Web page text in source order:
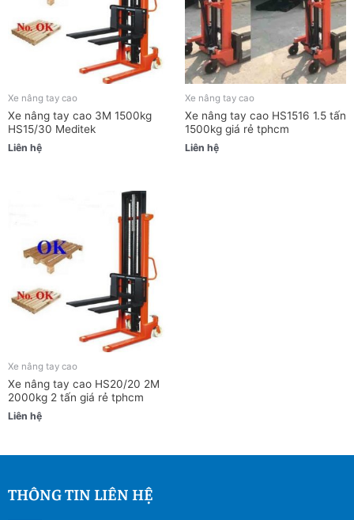
Xe nâng tay cao
Xe nâng tay cao 3M 1500kg
HS15/30 Meditek
Liên hệ
Xe nâng tay cao
Xe nâng tay cao HS1516 1.5 tấn
1500kg giá rẻ tphcm
Liên hệ
Xe nâng tay cao
Xe nâng tay cao HS20/20 2M
2000kg 2 tấn giá rẻ tphcm
Liên hệ
THÔNG TIN LIÊN HỆ